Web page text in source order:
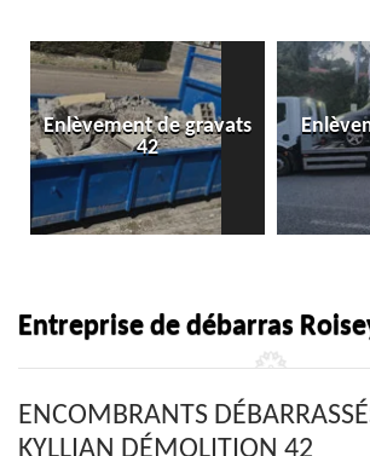
Enlèvement de gravats
42
Entreprise de débarras
ENCOMBRANTS
KYLLIAN DÉMOLITION 42